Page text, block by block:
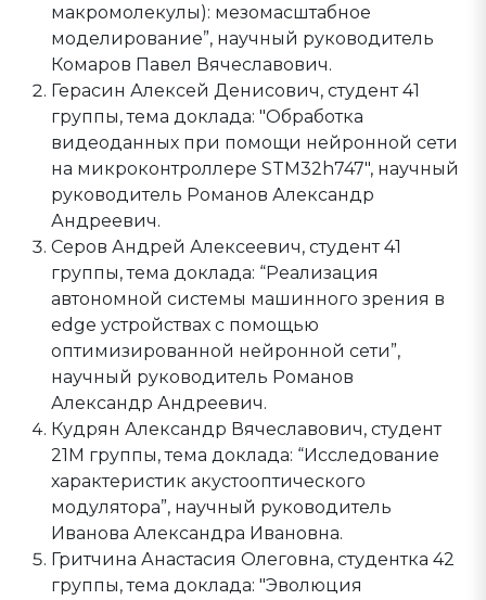
макромолекулы): мезомасштабное
моделирование”, научный руководитель
Комаров Павел Вячеславович.
Герасин Алексей Денисович, студент 41
группы, тема доклада: "Обработка
видеоданных при помощи нейронной сети
на микроконтроллере STM32h747", научный
руководитель Романов Александр
Андреевич.
Серов Андрей Алексеевич, студент 41
группы, тема доклада: “Реализация
автономной системы машинного зрения в
edge устройствах с помощью
оптимизированной нейронной сети”,
научный руководитель Романов
Александр Андреевич.
Кудрян Александр Вячеславович, студент
21М группы, тема доклада: “Исследование
характеристик акустооптического
модулятора”, научный руководитель
Иванова Александра Ивановна.
Гритчина Анастасия Олеговна, студентка 42
группы, тема доклада: "Эволюция